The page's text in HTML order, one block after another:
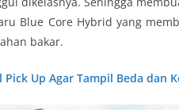
Blue Core Hybrid yang
bakar.
Up Agar Tampil Beda dan